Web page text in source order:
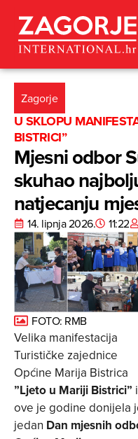
Zagorje
U SKLOPU
BISTRICI”
Mjesni odbor
skuhao
natjecanju
14. lipnja 2026. 11:22
FOTO: RMB
Velika manifestacija
Turističke zajednice
Općine Marija Bistrica
”Ljeto u Mariji Bistrici” i
ove je godine donijela
jedan Dan mjesnih